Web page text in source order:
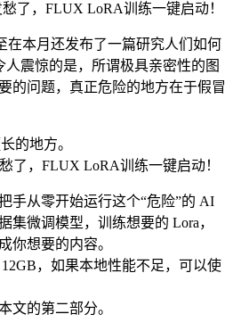
在本月还发布了一篇研究人们如何
震惊的是，所谓极具亲密性的图
的问题，真正危险的地方在于假冒
的地方。
手从零开始运行这个“危险”的 AI
集微调模型，训练想要的 Lora，
你想要的内容。
，如果本地性能不足，可以使
文的第二部分。